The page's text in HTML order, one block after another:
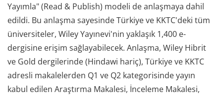
Yayımla" (Read & Publish) modeli de anlaşmaya dahil
edildi. Bu anlaşma sayesinde Türkiye ve KKTC'deki tüm
üniversiteler, Wiley Yayınevi'nin yaklaşık 1,400 e-
dergisine erişim sağlayabilecek. Anlaşma, Wiley Hibrit
ve Gold dergilerinde (Hindawi hariç), Türkiye ve KKTC
adresli makalelerden Q1 ve Q2 kategorisinde yayın
kabul edilen Araştırma Makalesi, İnceleme Makalesi,